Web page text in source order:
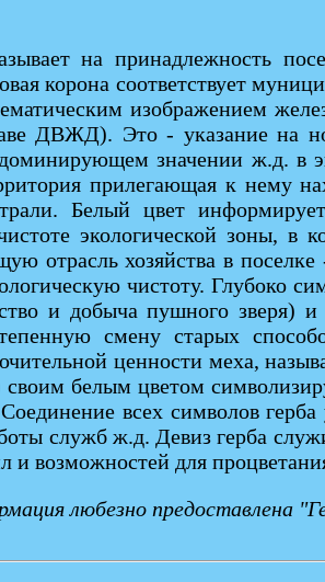
на принадлежность
корона соответствует
изображением
ДВЖД). Это - указание на
значении ж.д. в
прилегающая к нему
Белый цвет
экологической зоны, в
отрасль хозяйства в
чистоту. Глубоко
и добыча пушного зверя) и
смену старых
ценности меха,
белым цветом
всех символов герба
служб ж.д. Девиз герба
возможностей для
любезно предоставлена